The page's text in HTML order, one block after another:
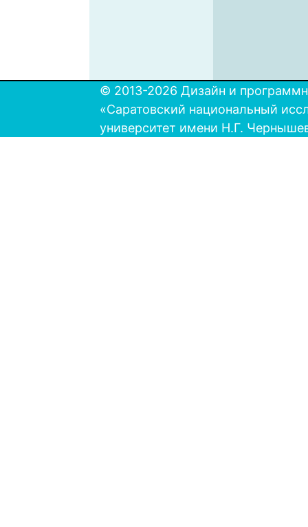
© 2013-2026 Дизайн и
«Саратовский национальный
университет имени Н.Г.